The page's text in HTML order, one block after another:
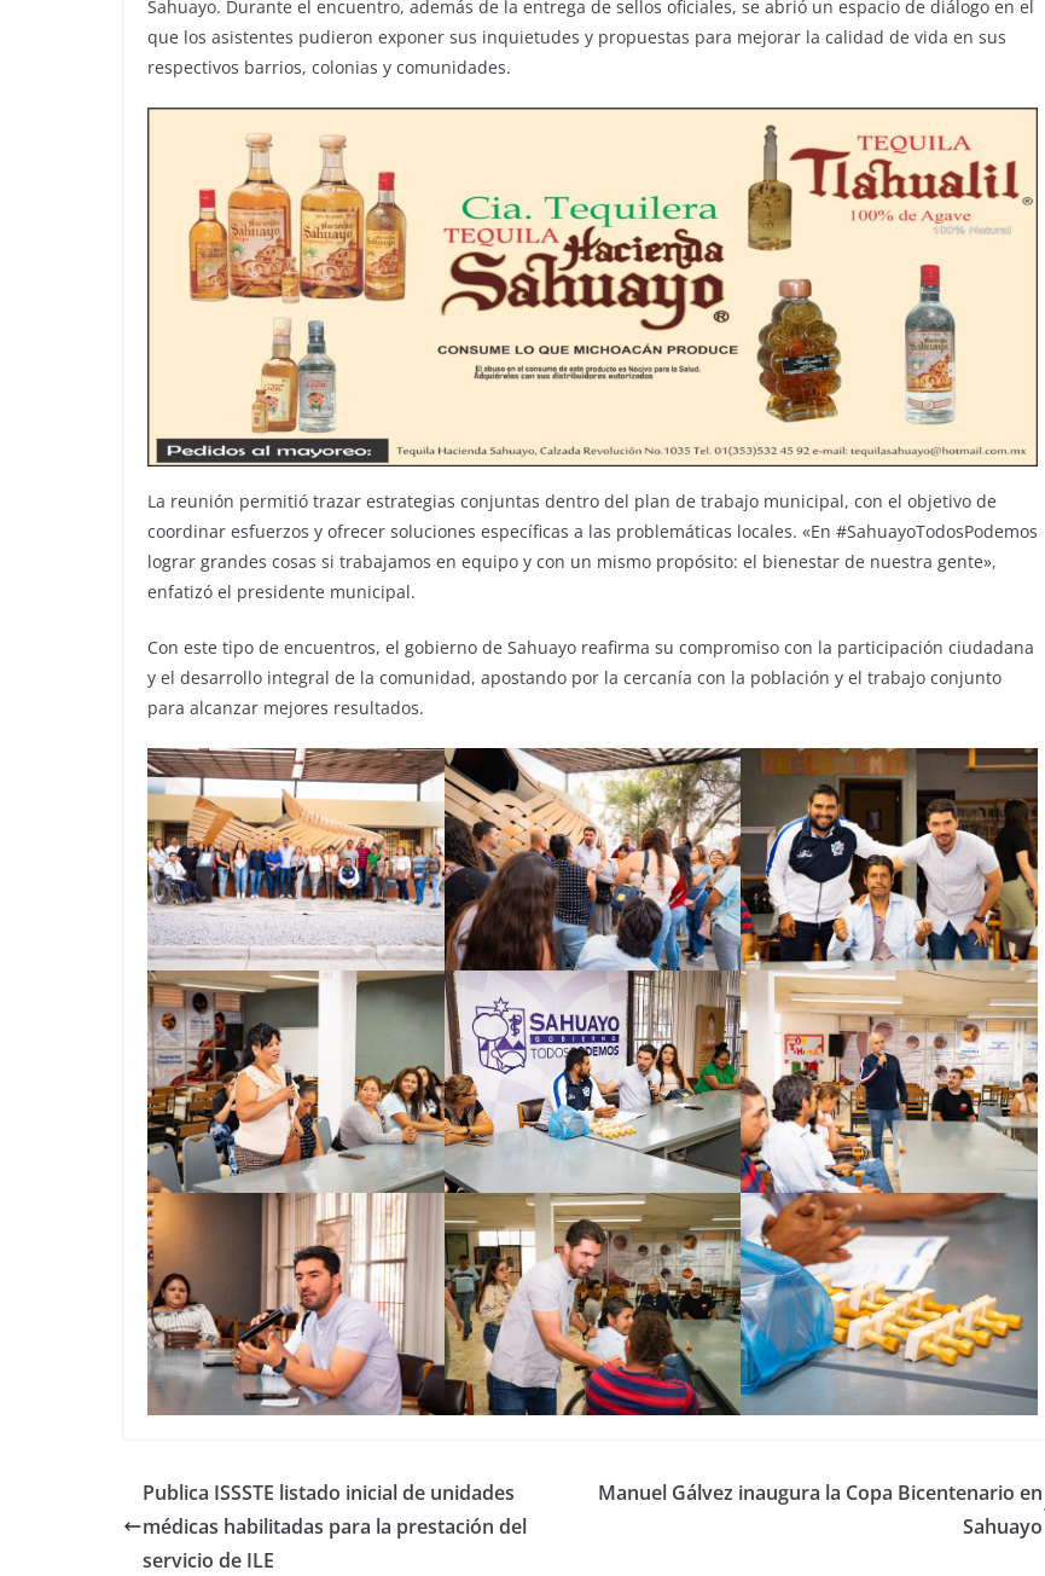
Sahuayo. Durante el encuentro, además de la entrega de sellos oficiales, se abrió un espacio de diálogo en el
que los asistentes pudieron exponer sus inquietudes y propuestas para mejorar la calidad de vida en sus
respectivos barrios, colonias y comunidades.
La reunión permitió trazar estrategias conjuntas dentro del plan de trabajo municipal, con el objetivo de
coordinar esfuerzos y ofrecer soluciones específicas a las problemáticas locales. «En #SahuayoTodosPodemos
lograr grandes cosas si trabajamos en equipo y con un mismo propósito: el bienestar de nuestra gente»,
enfatizó el presidente municipal.
Con este tipo de encuentros, el gobierno de Sahuayo reafirma su compromiso con la participación ciudadana
y el desarrollo integral de la comunidad, apostando por la cercanía con la población y el trabajo conjunto
para alcanzar mejores resultados.
Publica ISSSTE listado inicial de unidades
médicas habilitadas para la prestación del
servicio de ILE
Manuel Gálvez inaugura la Copa Bicentenario en
Sahuayo